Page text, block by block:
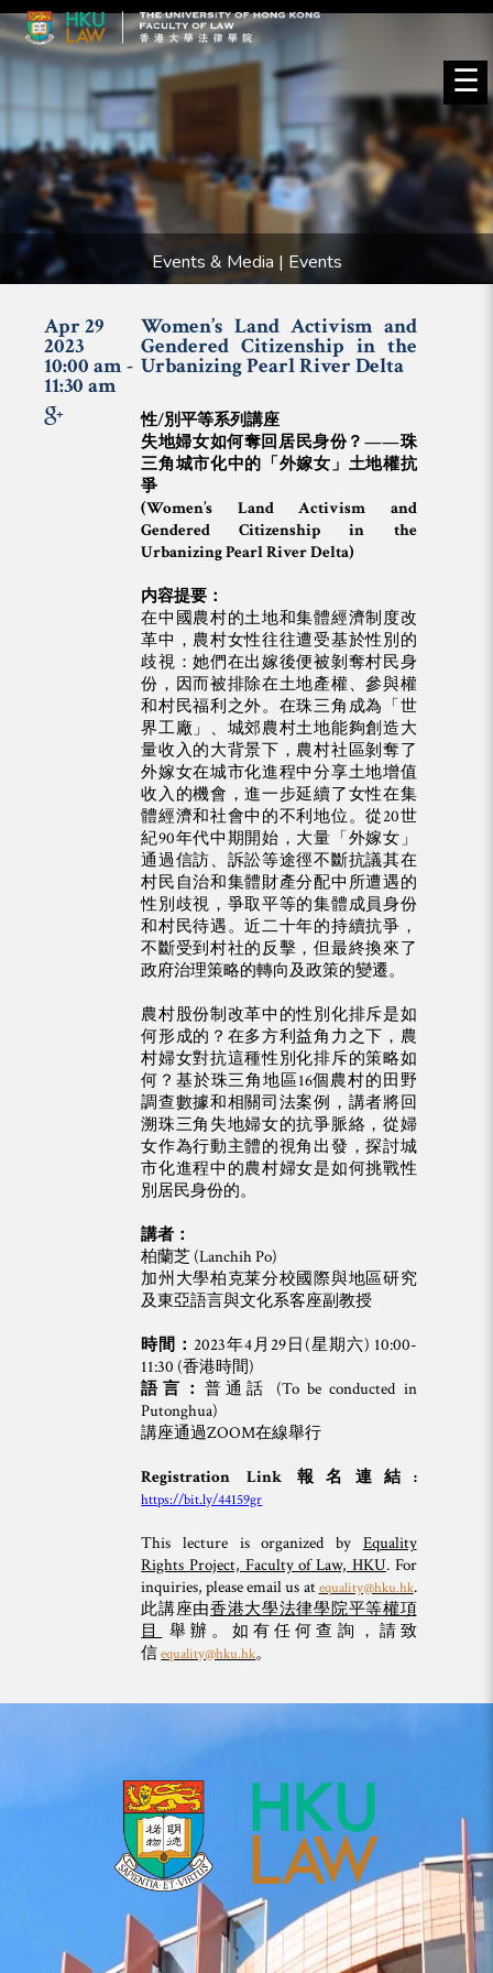
☰
Events & Media | Events
Apr 29
2023
10:00 am -
11:30 am
Women’s Land Activism and
Gendered Citizenship in the
Urbanizing Pearl River Delta
性/別平等系列講座
失地婦女如何奪回居民身份？ ——珠
三角城市化中的「外嫁女」土地權抗
爭
(Women’s Land Activism and
Gendered Citizenship in the
Urbanizing Pearl River Delta)
内容提要：
在中國農村的土地和集體經濟制度改
革中，農村女性往往遭受基於性別的
歧視：她們在出嫁後便被剝奪村民身
份，因而被排除在土地產權、參與權
和村民福利之外。在珠三角成為「世
界工廠」、城郊農村土地能夠創造大
量收入的大背景下，農村社區剝奪了
外嫁女在城市化進程中分享土地增值
收入的機會，進一步延續了女性在集
體經濟和社會中的不利地位。從20世
紀90年代中期開始，大量「外嫁女」
通過信訪、訴訟等途徑不斷抗議其在
村民自治和集體財產分配中所遭遇的
性別歧視，爭取平等的集體成員身份
和村民待遇。近二十年的持續抗爭，
不斷受到村社的反擊，但最終換來了
政府治理策略的轉向及政策的變遷。
農村股份制改革中的性別化排斥是如
何形成的？在多方利益角力之下，農
村婦女對抗這種性別化排斥的策略如
何？基於珠三角地區16個農村的田野
調查數據和相關司法案例，講者將回
溯珠三角失地婦女的抗爭脈絡，從婦
女作為行動主體的視角出發，探討城
市化進程中的農村婦女是如何挑戰性
別居民身份的。
講者：
柏蘭芝 (Lanchih Po)
加州大學柏克莱分校國際與地區研究
及東亞語言與文化系客座副教授
時間：2023年4月29日(星期六) 10:00-
11:30 (香港時間)
語言： 普通話 (To be conducted in
Putonghua)
講座通過ZOOM在線舉行
Registration Link報名連結:
https://bit.ly/44159gr
This lecture is organized by Equality
Rights Project, Faculty of Law, HKU. For
inquiries, please email us atequality@hku.hk.
此講座由香港大學法律學院平等權項
目
舉辦。如有任何查詢，請致
信equality@hku.hk。